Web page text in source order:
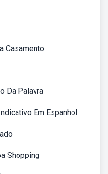
Casamento
Da Palavra
Em Espanhol
Shopping